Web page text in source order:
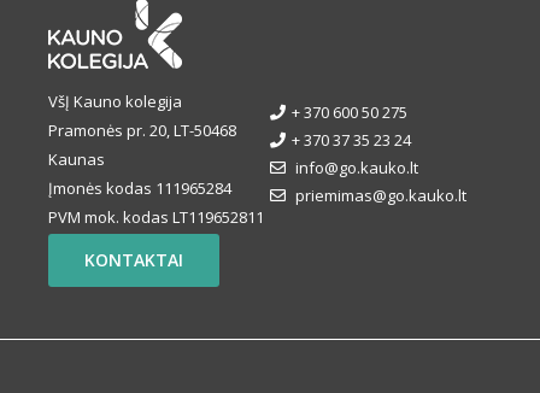
VšĮ Kauno kolegija
Pramonės pr. 20, LT-50468
Kaunas
Įmonės kodas 111965284
PVM mok. kodas LT119652811
+ 370 600 50 275
+ 370 37 35 23 24
info@go.kauko.lt
priemimas@go.kauko.lt
KONTAKTAI